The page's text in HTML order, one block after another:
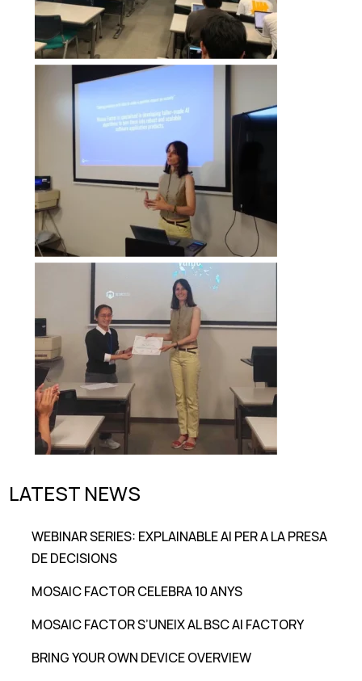
LATEST NEWS
WEBINAR SERIES: EXPLAINABLE AI PER A LA PRESA
DE DECISIONS
MOSAIC FACTOR CELEBRA 10 ANYS
MOSAIC FACTOR S’UNEIX AL BSC AI FACTORY
BRING YOUR OWN DEVICE OVERVIEW